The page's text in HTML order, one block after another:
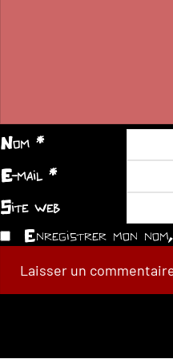
Nom *
E-mail *
Site web
Enregistrer mon